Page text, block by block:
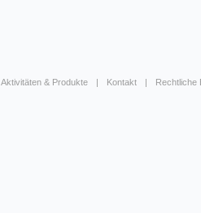
Aktivitäten & Produkte Kontakt Rechtliche